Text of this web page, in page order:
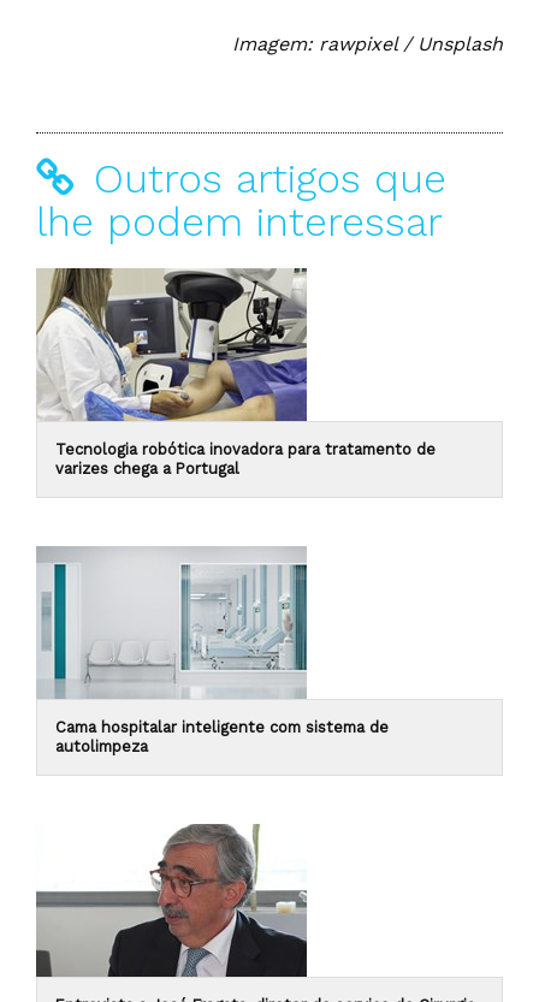
Imagem: rawpixel / Unsplash
Outros artigos que
lhe podem interessar
Tecnologia robótica inovadora para tratamento de
varizes chega a Portugal
Cama hospitalar inteligente com sistema de
autolimpeza